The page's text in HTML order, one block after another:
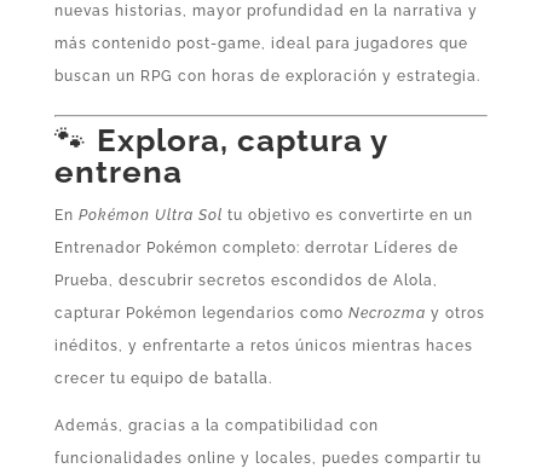
nuevas historias, mayor profundidad en la narrativa y
más contenido post‑game, ideal para jugadores que
buscan un RPG con horas de exploración y estrategia.
🐾 Explora, captura y
entrena
En Pokémon Ultra Sol tu objetivo es convertirte en un
Entrenador Pokémon completo: derrotar Líderes de
Prueba, descubrir secretos escondidos de Alola,
capturar Pokémon legendarios como Necrozma y otros
inéditos, y enfrentarte a retos únicos mientras haces
crecer tu equipo de batalla.
Además, gracias a la compatibilidad con
funcionalidades online y locales, puedes compartir tu